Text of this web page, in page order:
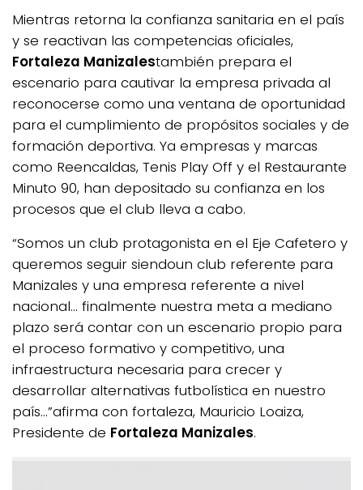
Mientras retorna la confianza sanitaria en el país
y se reactivan las competencias oficiales,
Fortaleza Manizalestambién prepara el
escenario para cautivar la empresa privada al
reconocerse como una ventana de oportunidad
para el cumplimiento de propósitos sociales y de
formación deportiva. Ya empresas y marcas
como Reencaldas, Tenis Play Off y el Restaurante
Minuto 90, han depositado su confianza en los
procesos que el club lleva a cabo.
“Somos un club protagonista en el Eje Cafetero y
queremos seguir siendoun club referente para
Manizales y una empresa referente a nivel
nacional… finalmente nuestra meta a mediano
plazo será contar con un escenario propio para
el proceso formativo y competitivo, una
infraestructura necesaria para crecer y
desarrollar alternativas futbolística en nuestro
país…”afirma con fortaleza, Mauricio Loaiza,
Presidente de Fortaleza Manizales.